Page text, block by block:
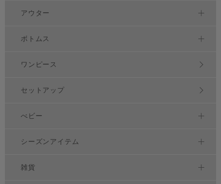
アウター
ボトムス
ワンピース
セットアップ
べビー
シーズンアイテム
雑貨